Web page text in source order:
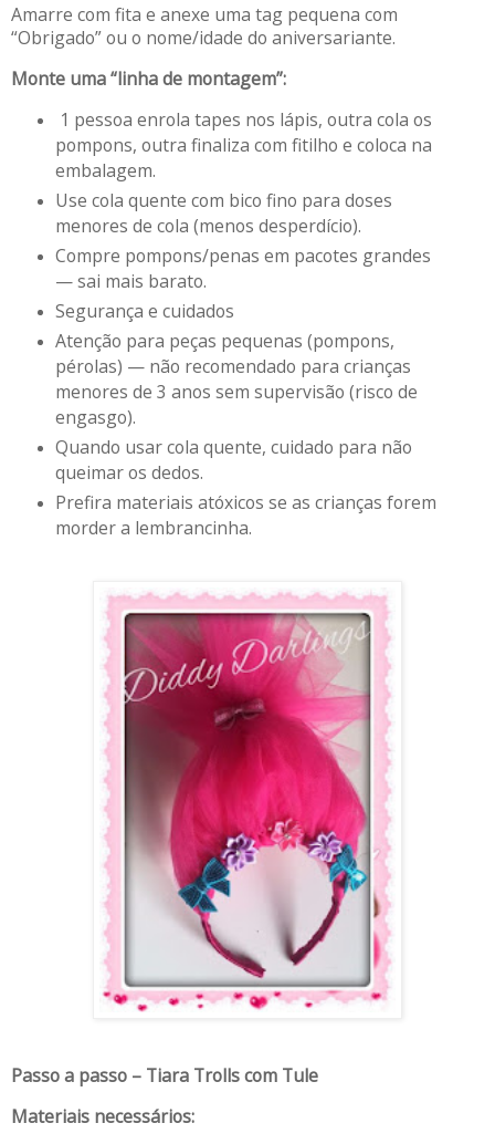
Amarre com fita e anexe uma tag pequena com
“Obrigado” ou o nome/idade do aniversariante.
Monte uma “linha de montagem”:
1 pessoa enrola tapes nos lápis, outra cola os
pompons, outra finaliza com fitilho e coloca na
embalagem.
Use cola quente com bico fino para doses
menores de cola (menos desperdício).
Compre pompons/penas em pacotes grandes
— sai mais barato.
Segurança e cuidados
Atenção para peças pequenas (pompons,
pérolas) — não recomendado para crianças
menores de 3 anos sem supervisão (risco de
engasgo).
Quando usar cola quente, cuidado para não
queimar os dedos.
Prefira materiais atóxicos se as crianças forem
morder a lembrancinha.
Passo a passo – Tiara Trolls com Tule
Materiais necessários: